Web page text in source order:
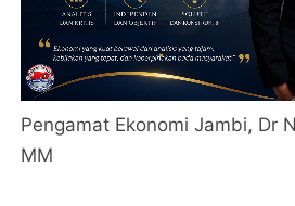
Pengamat Ekonomi Jambi, Dr
MM